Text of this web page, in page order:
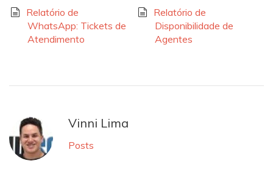
Relatório de
WhatsApp: Tickets de
Atendimento
Relatório de
Disponibilidade de
Agentes
Vinni Lima
Posts